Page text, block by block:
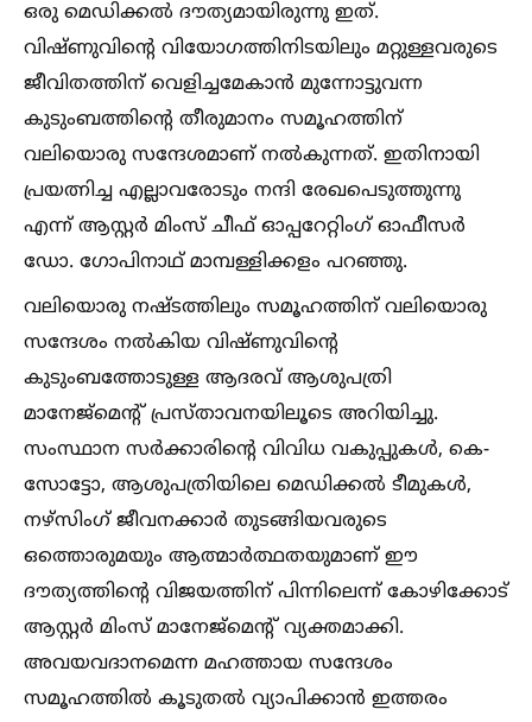
ഒരു മെഡിക്കല്‍ ദൗത്യമായിരുന്നു ഇത്.
വിഷ്ണുവിന്റെ വിയോഗത്തിനിടയിലും മറ്റുള്ളവരുടെ
ജീവിതത്തിന് വെളിച്ചമേകാൻ മുന്നോട്ടുവന്ന
കുടുംബത്തിന്റെ തീരുമാനം സമൂഹത്തിന്
വലിയൊരു സന്ദേശമാണ് നല്‍കുന്നത്. ഇതിനായി
പ്രയത്നിച്ച എല്ലാവരോടും നന്ദി രേഖപെടുത്തുന്നു
എന്ന് ആസ്റ്റർ മിംസ് ചീഫ് ഓപ്പറേറ്റിംഗ് ഓഫീസർ
ഡോ. ഗോപിനാഥ് മാമ്പള്ളിക്കളം പറഞ്ഞു.
വലിയൊരു നഷ്ടത്തിലും സമൂഹത്തിന് വലിയൊരു
സന്ദേശം നല്‍കിയ വിഷ്ണുവിന്റെ
കുടുംബത്തോടുള്ള ആദരവ് ആശുപത്രി
മാനേജ്‌മെന്റ് പ്രസ്താവനയിലൂടെ അറിയിച്ചു.
സംസ്ഥാന സർക്കാരിന്റെ വിവിധ വകുപ്പുകള്‍, കെ-
സോട്ടോ, ആശുപത്രിയിലെ മെഡിക്കല്‍ ടീമുകള്‍,
നഴ്സിംഗ് ജീവനക്കാർ തുടങ്ങിയവരുടെ
ഒത്തൊരുമയും ആത്മാർത്ഥതയുമാണ് ഈ
ദൗത്യത്തിന്റെ വിജയത്തിന് പിന്നിലെന്ന് കോഴിക്കോട്
ആസ്റ്റർ മിംസ് മാനേജ്മെന്റ് വ്യക്തമാക്കി.
അവയവദാനമെന്ന മഹത്തായ സന്ദേശം
സമൂഹത്തില്‍ കൂടുതല്‍ വ്യാപിക്കാൻ ഇത്തരം